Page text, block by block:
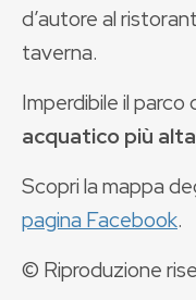
d’autore al
taverna.
Imperdibile il
acquatico più
Scopri la mappa
pagina Facebook.
© Riproduzione